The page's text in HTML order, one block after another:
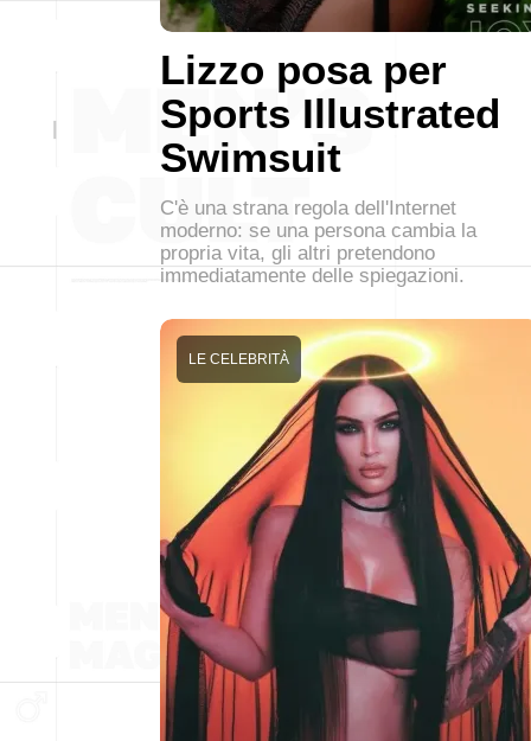
Lizzo posa per
Sports Illustrated
Swimsuit
C'è una strana regola dell'Internet
moderno: se una persona cambia la
propria vita, gli altri pretendono
immediatamente delle spiegazioni.
LE CELEBRITÀ